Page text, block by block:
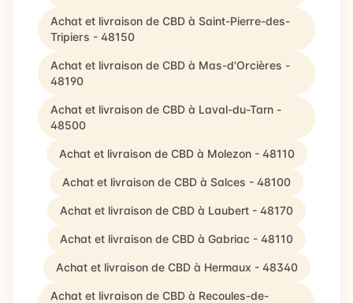
Achat et livraison de CBD à Saint-Pierre-des-
Tripiers - 48150
Achat et livraison de CBD à Mas-d'Orcières -
48190
Achat et livraison de CBD à Laval-du-Tarn -
48500
Achat et livraison de CBD à Molezon - 48110
Achat et livraison de CBD à Salces - 48100
Achat et livraison de CBD à Laubert - 48170
Achat et livraison de CBD à Gabriac - 48110
Achat et livraison de CBD à Hermaux - 48340
Achat et livraison de CBD à Recoules-de-